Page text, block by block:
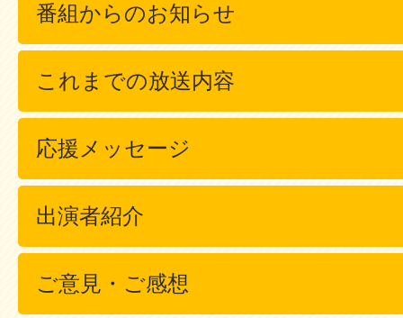
番組からのお知らせ
これまでの放送内容
応援メッセージ
出演者紹介
ご意見・ご感想